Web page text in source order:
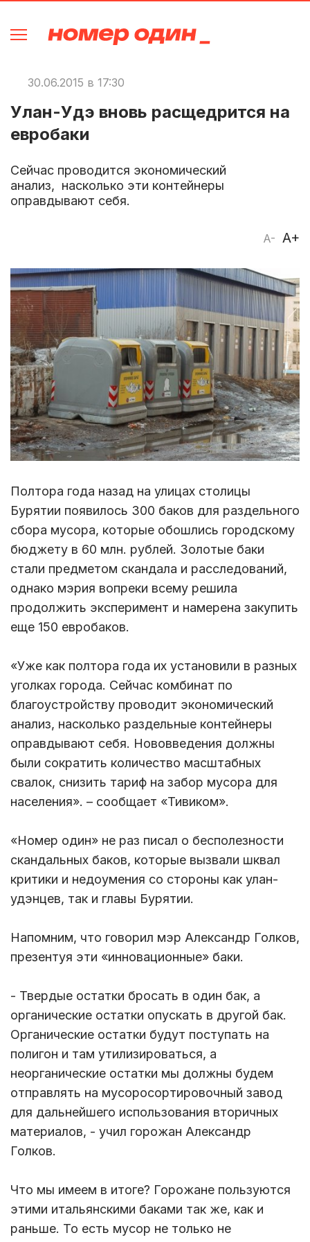
30.06.2015 в 17:30
Улан-Удэ вновь расщедрится на
евробаки
Сейчас проводится экономический
анализ, насколько эти контейнеры
оправдывают себя.
A- A+
Полтора года назад на улицах столицы
Бурятии появилось 300 баков для раздельного
сбора мусора, которые обошлись городскому
бюджету в 60 млн. рублей. Золотые баки
стали предметом скандала и расследований,
однако мэрия вопреки всему решила
продолжить эксперимент и намерена закупить
еще 150 евробаков.
«Уже как полтора года их установили в разных
уголках города. Сейчас комбинат по
благоустройству проводит экономический
анализ, насколько раздельные контейнеры
оправдывают себя. Нововведения должны
были сократить количество масштабных
свалок, снизить тариф на забор мусора для
населения». – сообщает «Тивиком».
«Номер один» не раз писал о бесполезности
скандальных баков, которые вызвали шквал
критики и недоумения со стороны как улан-
удэнцев, так и главы Бурятии.
Напомним, что говорил мэр Александр Голков,
презентуя эти «инновационные» баки.
- Твердые остатки бросать в один бак, а
органические остатки опускать в другой бак.
Органические остатки будут поступать на
полигон и там утилизироваться, а
неорганические остатки мы должны будем
отправлять на мусоросортировочный завод
для дальнейшего использования вторичных
материалов, - учил горожан Александр
Голков.
Что мы имеем в итоге? Горожане пользуются
этими итальянскими баками так же, как и
раньше. То есть мусор не только не